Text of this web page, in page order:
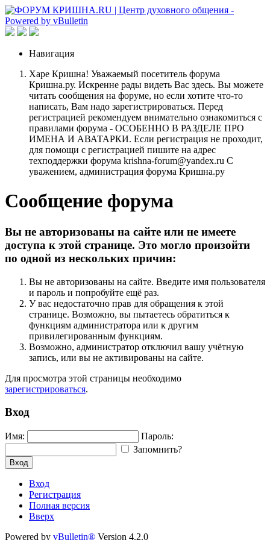
Навигация
Харе Кришна! Уважаемый посетитель форума
Кришна.ру. Искренне рады видеть Вас здесь. Вы можете
читать сообщения на форуме, но если хотите что-то
написать, Вам надо зарегистрироваться. Перед
регистрацией рекомендуем внимательно ознакомиться с
правилами форума - ОСОБЕННО В РАЗДЕЛЕ ПРО
ИМЕНА И АВАТАРКИ. Если регистрация не проходит,
для помощи с регистрацией пишите на адрес
техподдержки форума krishna-forum@yandex.ru С
уважением, администрация форума Кришна.ру
Сообщение форума
Вы не авторизованы на сайте или не имеете
доступа к этой странице. Это могло произойти
по одной из нескольких причин:
Вы не авторизованы на сайте. Введите имя пользователя
и пароль и попробуйте ещё раз.
У вас недостаточно прав для обращения к этой
странице. Возможно, вы пытаетесь обратиться к
функциям администратора или к другим
привилегированным функциям.
Возможно, администратор отключил вашу учётную
запись, или вы не активированы на сайте.
Для просмотра этой страницы необходимо
зарегистрироваться.
Вход
Имя:
Пароль:
Запомнить?
Вход
Вход
Регистрация
Полная версия
Вверх
Powered by vBulletin® Version 4.2.0